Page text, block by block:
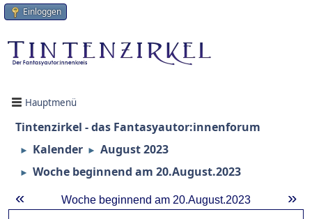
Einloggen
Hauptmenü
Tintenzirkel - das Fantasyautor:innenforum
► Kalender ► August 2023
► Woche beginnend am 20.August.2023
« »
Woche beginnend am 20.August.2023